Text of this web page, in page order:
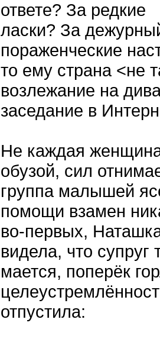
ответе? За редкие
ласки? За
пораженческие
то ему страна <не
возлежание на
заседание в
Не каждая
обузой, сил
группа малышей
помощи взамен
во-первых,
видела, что супруг
мается, поперёк
отпустила: